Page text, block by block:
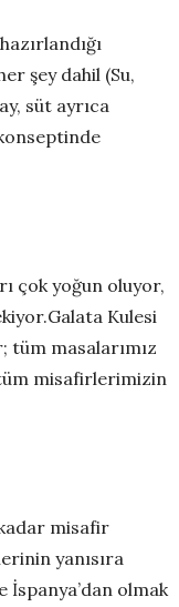
şey dahil (Su,
süt ayrıca
çok yoğun oluyor,
Kulesi
tüm masalarımız
misafirlerimizin
misafir
yanısıra
İspanya’dan olmak